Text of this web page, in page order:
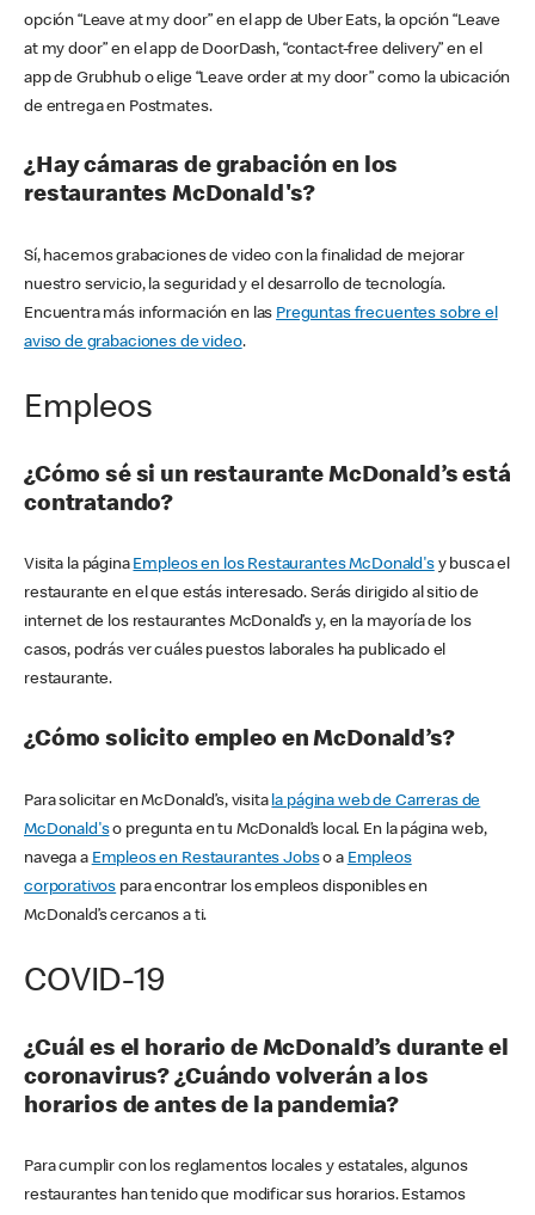
opción “Leave at my door” en el app de Uber Eats, la opción “Leave
at my door” en el app de DoorDash, “contact-free delivery” en el
app de Grubhub o elige “Leave order at my door” como la ubicación
de entrega en Postmates.
¿Hay cámaras de grabación en los
restaurantes McDonald's?
Sí, hacemos grabaciones de video con la finalidad de mejorar
nuestro servicio, la seguridad y el desarrollo de tecnología.
Encuentra más información en las Preguntas frecuentes sobre el
aviso de grabaciones de video.
Empleos
¿Cómo sé si un restaurante McDonald’s está
contratando?
Visita la página Empleos en los Restaurantes McDonald'sy busca el
restaurante en el que estás interesado. Serás dirigido al sitio de
internet de los restaurantes McDonald’s y, en la mayoría de los
casos, podrás ver cuáles puestos laborales ha publicado el
restaurante.
¿Cómo solicito empleo en McDonald’s?
Para solicitar en McDonald’s, visita la página web de Carreras de
McDonald'so pregunta en tu McDonald’s local. En la página web,
navega a Empleos en Restaurantes Jobso a Empleos
corporativos para encontrar los empleos disponibles en
McDonald’s cercanos a ti.
COVID-19
¿Cuál es el horario de McDonald’s durante el
coronavirus? ¿Cuándo volverán a los
horarios de antes de la pandemia?
Para cumplir con los reglamentos locales y estatales, algunos
restaurantes han tenido que modificar sus horarios. Estamos